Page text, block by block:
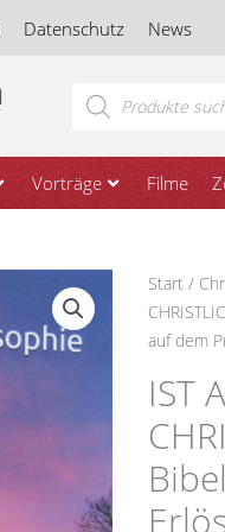
Datenschutz News
Products
search
Vorträge Filme
Start /
auf dem
IST
IST
Gottesbild
und
auf